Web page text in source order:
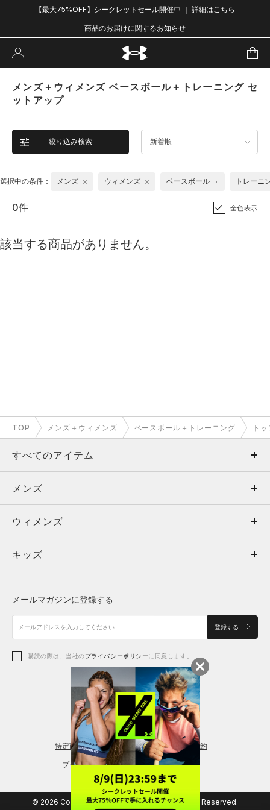
【最大75%OFF】シークレットセール開催中 ｜ 詳細はこちら
商品のお届けに関するお知らせ
メンズ＋ウィメンズ ベースボール＋トレーニング セ
ットアップ
絞り込み検索 新着順
選択中の条件： メンズ ウィメンズ ベースボール トレーニ
0件 全色表示
該当する商品がありません。
TOP メンズ＋ウィメンズ ベースボール＋トレーニング ト
すべてのアイテム
メンズ
ウィメンズ
キッズ
アクセサリー
メンズ
トップス
ボトムス
アクセサリー
ウィメンズ
トップス
シューズ
アクセサリー
レギンス＆タイツ
キッズ
シューズ
メールマガジンに登録する
登録する
購読の際は、当社のプライバシーポリシーに同意します。
特定商取引法に基づく通販の表記 会員規約
プライバシーポリシー
© 2026 Copyright DOME Corporation. All Rights Reserved.